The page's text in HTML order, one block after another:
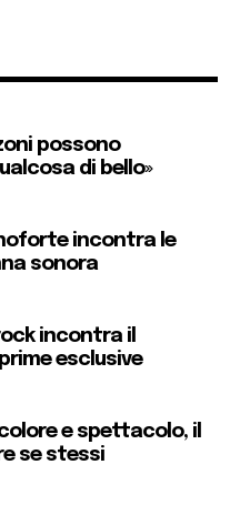
possono
di bello»
incontra le
sonora
incontra il
esclusive
e spettacolo, il
se stessi